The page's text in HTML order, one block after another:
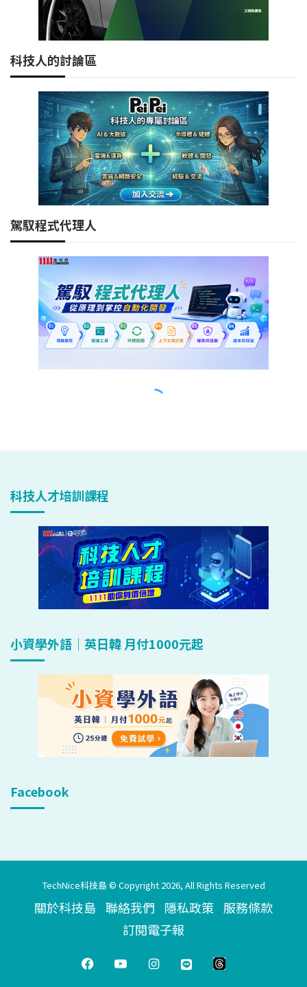
科技人才培訓課程
小資學外語｜英日韓 月付1000元起
Facebook
TechNice科技島 © Copyright 2026, All Rights Reserved
關於科技島 聯絡我們 隱私政策 服務條款
訂閱電子報